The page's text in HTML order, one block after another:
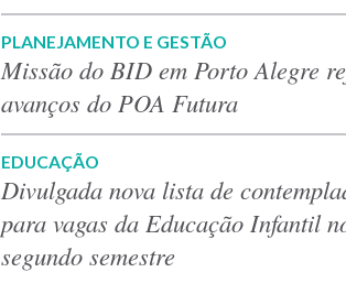
PLANEJAMENTO E GESTÃO
Missão do BID em Porto Alegre
avanços do POA Futura
EDUCAÇÃO
Divulgada nova lista de
para vagas da Educação Infantil
segundo semestre